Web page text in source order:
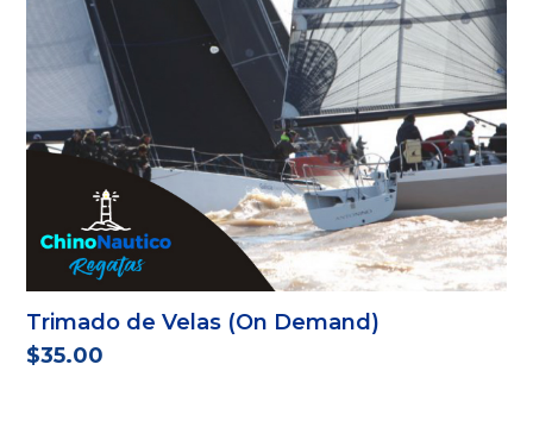
Trimado de Velas (On Demand)
$35.00